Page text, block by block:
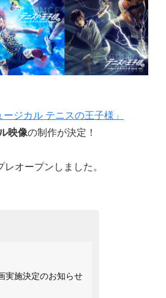
ージカル テニスの王子様」
映像の制作が決定！
オープンしました。
実施決定のお知らせ